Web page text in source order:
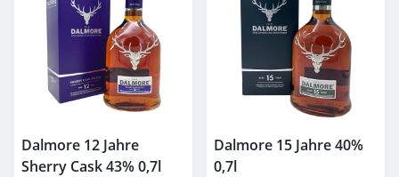
Dalmore 12 Jahre
Sherry Cask 43% 0,7l
Dalmore 15 Jahre 40%
0,7l